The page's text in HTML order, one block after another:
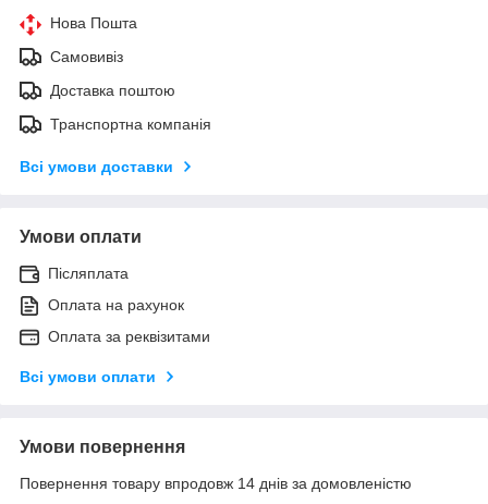
Нова Пошта
Самовивіз
Доставка поштою
Транспортна компанія
Всі умови доставки
Умови оплати
Післяплата
Оплата на рахунок
Оплата за реквізитами
Всі умови оплати
Умови повернення
Повернення товару впродовж 14 днів за домовленістю